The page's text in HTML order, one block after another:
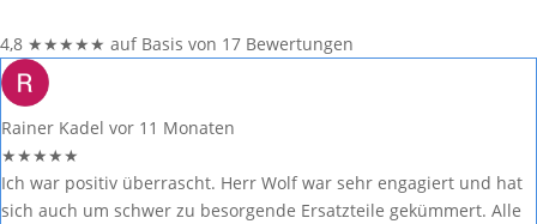
4,8 ★★★★★ auf Basis von 17 Bewertungen
Rainer Kadel vor 11 Monaten
★★★★★
Ich war positiv überrascht. Herr Wolf war sehr engagiert und hat
sich auch um schwer zu besorgende Ersatzteile gekümmert. Alle